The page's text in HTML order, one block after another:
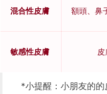
混合性皮膚 額頭、鼻
敏感性皮膚
*小提醒：小朋友的